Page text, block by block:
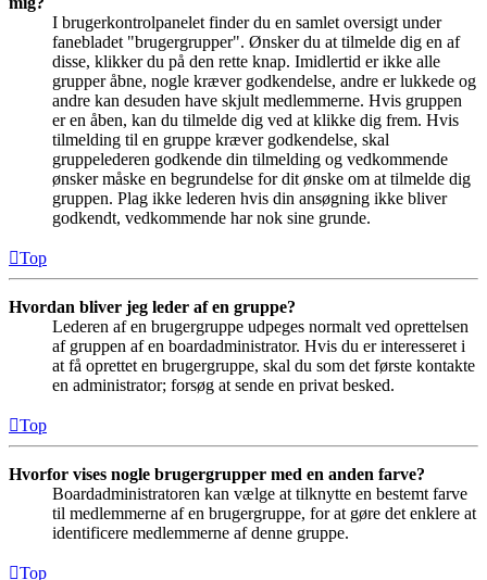
I brugerkontrolpanelet finder du en samlet oversigt under
fanebladet "brugergrupper". Ønsker du at tilmelde dig en af
disse, klikker du på den rette knap. Imidlertid er ikke alle
grupper åbne, nogle kræver godkendelse, andre er lukkede og
andre kan desuden have skjult medlemmerne. Hvis gruppen
er en åben, kan du tilmelde dig ved at klikke dig frem. Hvis
tilmelding til en gruppe kræver godkendelse, skal
gruppelederen godkende din tilmelding og vedkommende
ønsker måske en begrundelse for dit ønske om at tilmelde dig
gruppen. Plag ikke lederen hvis din ansøgning ikke bliver
godkendt, vedkommende har nok sine grunde.
Top
Hvordan bliver jeg leder af en gruppe?
Lederen af en brugergruppe udpeges normalt ved oprettelsen
af gruppen af en boardadministrator. Hvis du er interesseret i
at få oprettet en brugergruppe, skal du som det første kontakte
en administrator; forsøg at sende en privat besked.
Top
Hvorfor vises nogle brugergrupper med en anden farve?
Boardadministratoren kan vælge at tilknytte en bestemt farve
til medlemmerne af en brugergruppe, for at gøre det enklere at
identificere medlemmerne af denne gruppe.
Top